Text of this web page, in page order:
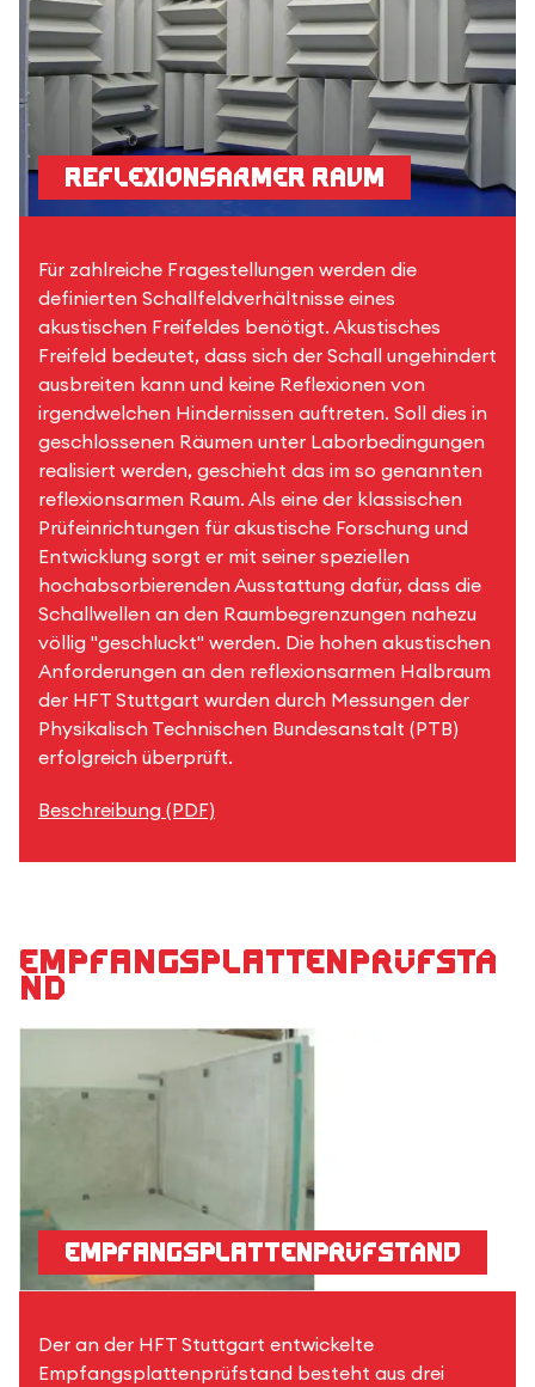
Reflexionsarmer Raum
Für zahlreiche Fragestellungen werden die
definierten Schallfeldverhältnisse eines
akustischen Freifeldes benötigt. Akustisches
Freifeld bedeutet, dass sich der Schall ungehindert
ausbreiten kann und keine Reflexionen von
irgendwelchen Hindernissen auftreten. Soll dies in
geschlossenen Räumen unter Laborbedingungen
realisiert werden, geschieht das im so genannten
reflexionsarmen Raum. Als eine der klassischen
Prüfeinrichtungen für akustische Forschung und
Entwicklung sorgt er mit seiner speziellen
hochabsorbierenden Ausstattung dafür, dass die
Schallwellen an den Raumbegrenzungen nahezu
völlig "geschluckt" werden. Die hohen akustischen
Anforderungen an den reflexionsarmen Halbraum
der HFT Stuttgart wurden durch Messungen der
Physikalisch Technischen Bundesanstalt (PTB)
erfolgreich überprüft.
Beschreibung (PDF)
Empfangsplattenprüfsta
nd
Empfangsplattenprüfstand
Der an der HFT Stuttgart entwickelte
Empfangsplattenprüfstand besteht aus drei